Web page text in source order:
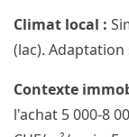
Climat local :
(lac).
Contexte
l'achat 5 000-8